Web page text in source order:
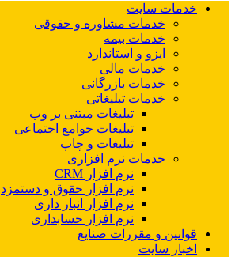
خدمات سایت
خدمات مشاوره و حقوقی
خدمات بیمه
ایزو و استاندارد
خدمات مالی
خدمات بازرگانی
خدمات تبلیغاتی
تبلیغات مبتنی بر وب
تبلیغات جوامع اجتماعی
تبلیغات و چاپ
خدمات نرم افزاری
نرم افزار CRM
نرم افزار حقوق و دستمزد
نرم افزار انبار داری
نرم افزار حسابداری
قوانین و مقررات صنایع
اخبار سایت